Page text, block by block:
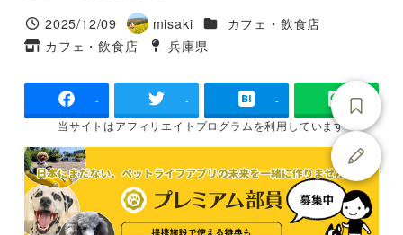
投稿日
2025/12/09
著
者
misaki 施設ジャンル
カフェ・飲食店
タグ
カフェ・飲食店
タグ
兵庫県
- - -
当サイトはアフィリエイトプログラムを利用しています